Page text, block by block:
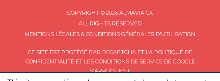
COPYRIGHT © 2026 ALMAVIA CX
ALL RIGHTS RESERVED
MENTIONS LÉGALES & CONDITIONS GÉNÉRALES D'UTILISATION
CE SITE EST PROTÉGÉ PAR RECAPTCHA ET LA POLITIQUE DE
CONFIDENTIALITÉET LES CONDITIONS DE SERVICEDE GOOGLE
S'APPLIQUENT.